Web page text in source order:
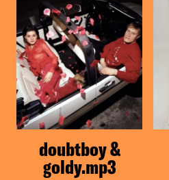
doubtboy &
goldy.mp3